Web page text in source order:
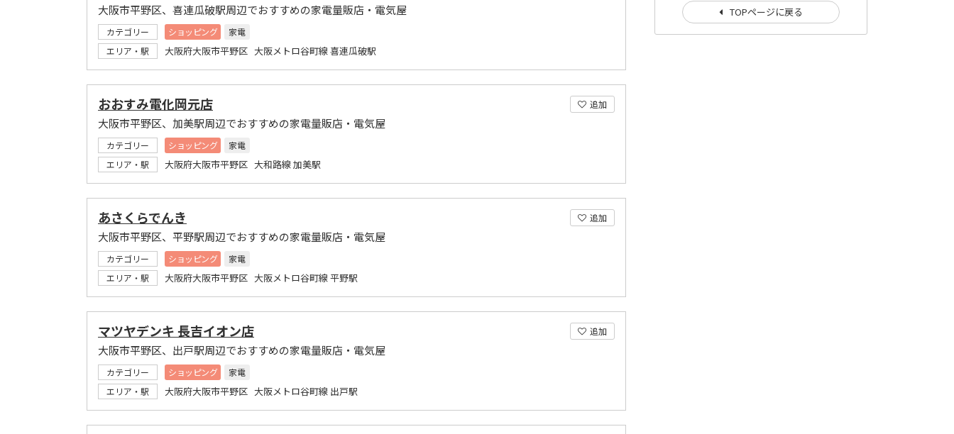
大阪市平野区、喜連瓜破駅周辺でおすすめの家電量販店・電気屋
カテゴリー ショッピング
家電
エリア・駅
大阪府大阪市平野区 大阪メトロ谷町線 喜連瓜破駅
追加
おおすみ電化岡元店
大阪市平野区、加美駅周辺でおすすめの家電量販店・電気屋
カテゴリー ショッピング
家電
エリア・駅
大阪府大阪市平野区 大和路線 加美駅
追加
あさくらでんき
大阪市平野区、平野駅周辺でおすすめの家電量販店・電気屋
カテゴリー ショッピング
家電
エリア・駅
大阪府大阪市平野区 大阪メトロ谷町線 平野駅
追加
マツヤデンキ 長吉イオン店
大阪市平野区、出戸駅周辺でおすすめの家電量販店・電気屋
カテゴリー ショッピング
家電
エリア・駅
大阪府大阪市平野区 大阪メトロ谷町線 出戸駅
TOPページに戻る